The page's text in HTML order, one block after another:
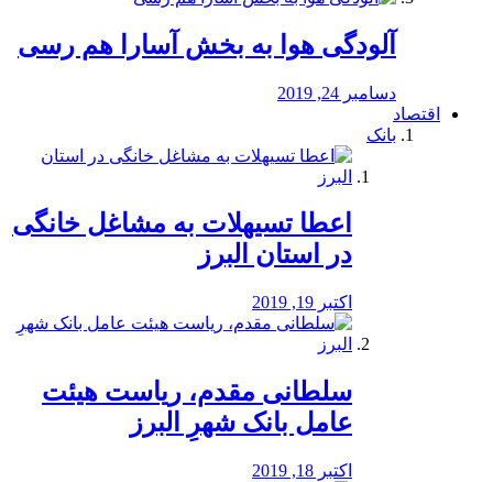
آلودگی هوا به بخش آسارا هم رسی
دسامبر 24, 2019
اقتصاد
بانک
️اعطا تسیهلات به مشاغل خانگی
در استان البرز
اکتبر 19, 2019
سلطانی مقدم، ریاست هیئت
عامل بانک شهرِ البرز
اکتبر 18, 2019